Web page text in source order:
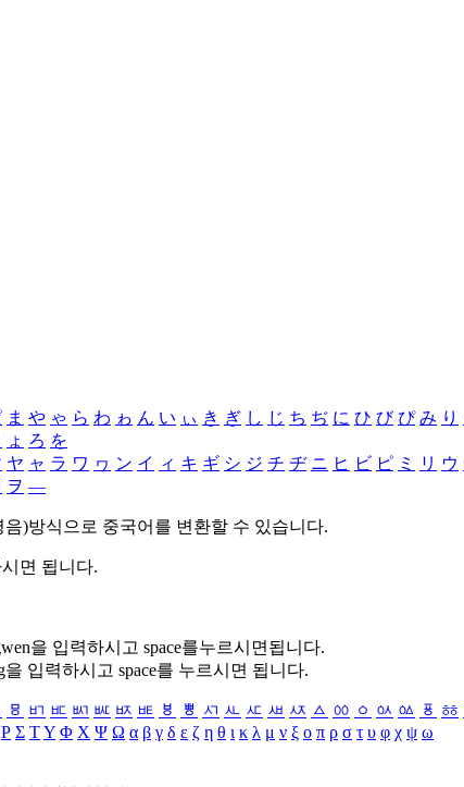
ま や ゃ ら わ ゎ ん い ぃ き ぎ し じ ち ぢ に ひ び ぴ み り
ょ ろ を
ヤ ャ ラ ワ ヮ ン イ ィ キ ギ シ ジ チ ヂ ニ ヒ ビ ピ ミ リ ウ
ヲ ―
음)방식으로 중국어를 변환할 수 있습니다.
면 됩니다.
을 입력하시고 space를누르시면됩니다.
을 입력하시고 space를 누르시면 됩니다.
ㅱ ㅲ ㅳ ㅴ ㅵ ㅶ ㅷ ㅸ ㅹ ㅺ ㅻ ㅼ ㅽ ㅾ ㅿ ㆀ ㆁ ㆂ ㆃ ㆄ ㆅ
Ρ Σ ΤΥ Φ Χ Ψ Ω α β γ δ ε ζ η θ ι κ λ μ ν ξ ο π ρ σ τ υ φ χ ψ ω